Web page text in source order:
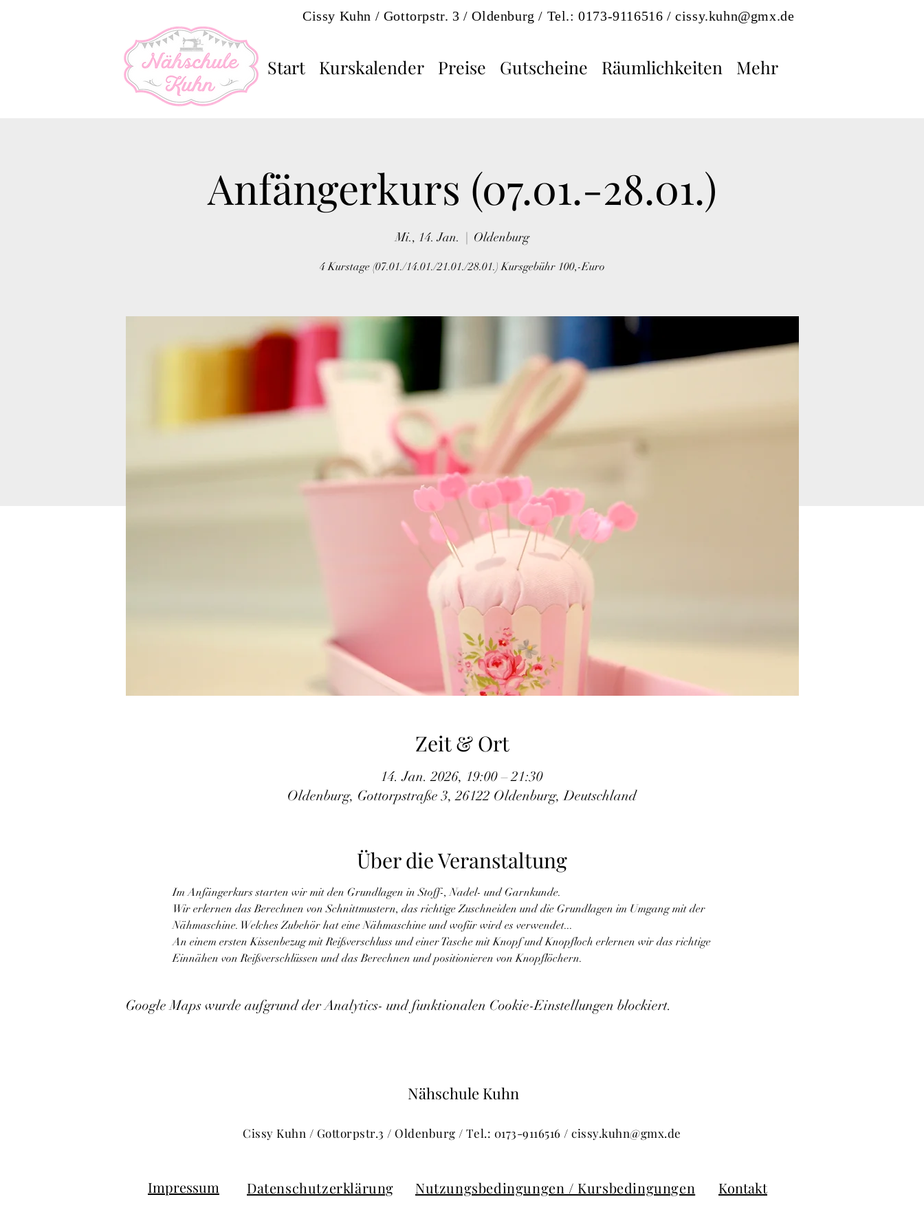
Start Kurskalender Preise Gutscheine Räumlichkeiten Mehr
Cissy Kuhn / Gottorpstr. 3 / Oldenburg / Tel.: 0173-9116516 /cissy.kuhn@gmx.de
Anfängerkurs (07.01.-28.01.)
Mi., 14. Jan. Oldenburg
4 Kurstage (07.01./14.01./21.01./28.01.) Kursgebühr 100,-Euro
Zeit & Ort
14. Jan. 2026, 19:00 – 21:30
Oldenburg, Gottorpstraße 3, 26122 Oldenburg, Deutschland
Über die Veranstaltung
Im Anfängerkurs starten wir mit den Grundlagen in Stoff-, Nadel- und Garnkunde.
Wir erlernen das Berechnen von Schnittmustern, das richtige Zuschneiden und die Grundlagen im Umgang mit der
Nähmaschine. Welches Zubehör hat eine Nähmaschine und wofür wird es verwendet...
An einem ersten Kissenbezug mit Reißverschluss und einer Tasche mit Knopf und Knopfloch erlernen wir das richtige
Einnähen von Reißverschlüssen und das Berechnen und positionieren von Knopflöchern.
Google Maps wurde aufgrund der Analytics- und funktionalen Cookie-Einstellungen blockiert.
Nähschule Kuhn
Cissy Kuhn / Gottorpstr.3 / Oldenburg / Tel.: 0173-9116516 /cissy.kuhn@gmx.de
Impressum Datenschutzerklärung Nutzungsbedingungen / Kursbedingungen Kontakt